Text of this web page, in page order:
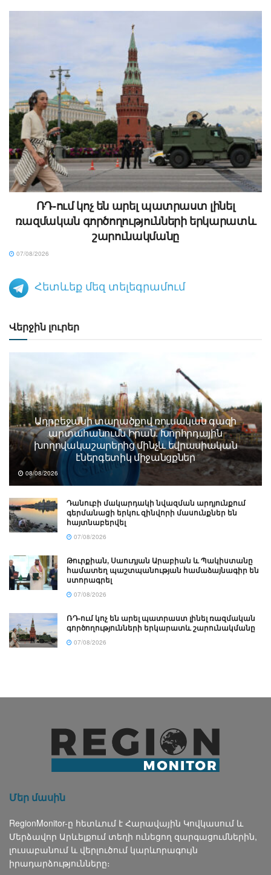
ՌԴ-ում կոչ են արել պատրաստ լինել
ռազմական գործողությունների երկարատև
շարունակմանը
07/08/2026
Հետևեք մեզ տելեգրամում
Վերջին լուրեր
Ադրբեջանի տարածքով ռուսական գազի
արտահանումն Իրան. Խորհրդային
խողովակաշարերից մինչև եվրասիական
էներգետիկ միջանցքներ
08/08/2026
Դանուբի մակարդակի նվազման արդյունքում
գերմանացի երկու զինվորի մասունքներ են
հայտնաբերվել
07/08/2026
Թուրքիան, Սաուդյան Արաբիան և Պակիստանը
համատեղ պաշտպանության համաձայնագիր են
ստորագրել
07/08/2026
ՌԴ-ում կոչ են արել պատրաստ լինել ռազմական
գործողությունների երկարատև շարունակմանը
07/08/2026
Մեր մասին
RegionMonitor-ը հետևում է Հարավային Կովկասում և
Մերձավոր Արևելքում տեղի ունեցող զարգացումներին,
լուսաբանում և վերլուծում կարևորագույն
իրադարձությունները։